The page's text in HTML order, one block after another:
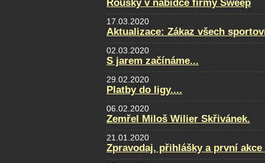
Roušky v nabídce firmy Sweep
17.03.2020
Aktualizace: Zákaz všech
02.03.2020
S jarem začínáme...
29.02.2020
Platby do ligy....
06.02.2020
Zemřel Miloš Wilier Skřivánek.
21.01.2020
Zpravodaj, přihlášky a první akce